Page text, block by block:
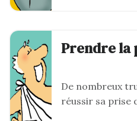
Prendre la
De nombreux
réussir sa prise